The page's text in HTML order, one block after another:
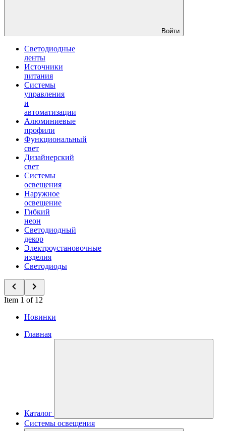
Войти
Светодиодные
ленты
Источники
питания
Системы
управления
и
автоматизации
Алюминиевые
профили
Функциональный
свет
Дизайнерский
свет
Системы
освещения
Наружное
освещение
Гибкий
неон
Светодиодный
декор
Электроустановочные
изделия
Светодиоды
Item 1 of 12
Новинки
Главная
Каталог
Системы освещения